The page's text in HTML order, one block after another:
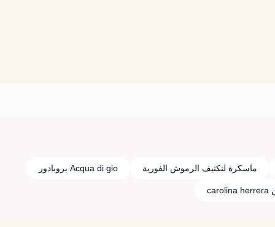
ماسكرة لتكثيف الرموش الفورية Acqua di gio بروبادور